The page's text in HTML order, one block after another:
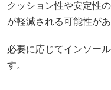
クッション性や安定性
が軽減される可能性があ
必要に応じてインソー
す。